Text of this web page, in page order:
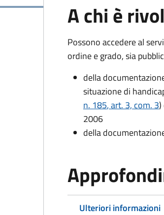
A chi è
Possono accedere al
ordine e grado, sia
della
situazione di
n. 185, art. 3, com. 3
2006
della
Ulteriori informazioni